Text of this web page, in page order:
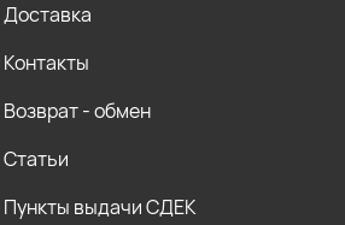
Доставка
Контакты
Возврат - обмен
Статьи
Пункты выдачи СДЕК